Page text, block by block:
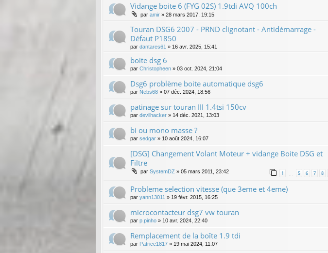
Vidange boite 6 (FYG 02S) 1.9tdi AVQ 100ch
par amir » 28 mars 2017, 19:15
Touran DSG6 2007 - PRND clignotant - Antidémarrage -
Défaut P1850
par dantares61 » 16 avr. 2025, 15:41
boite dsg 6
par Christopheen » 03 oct. 2024, 21:04
Dsg6 problème boite automatique dsg6
par Nebs68 » 07 déc. 2024, 18:56
patinage sur touran III 1.4tsi 150cv
par devilhacker » 14 déc. 2021, 13:03
bi ou mono masse ?
par sedgar » 10 août 2024, 16:07
[DSG] Changement Volant Moteur + vidange Boite DSG et
Filtre
par SystemDZ » 05 mars 2011, 23:42 1 5 6 7 8
Probleme selection vitesse (que 3eme et 4eme)
par yann13011 » 19 févr. 2015, 16:25
microcontacteur dsg7 vw touran
par p.pinho » 10 avr. 2024, 22:40
Remplacement de la boîte 1.9 tdi
par Patrice1817 » 19 mai 2024, 11:07